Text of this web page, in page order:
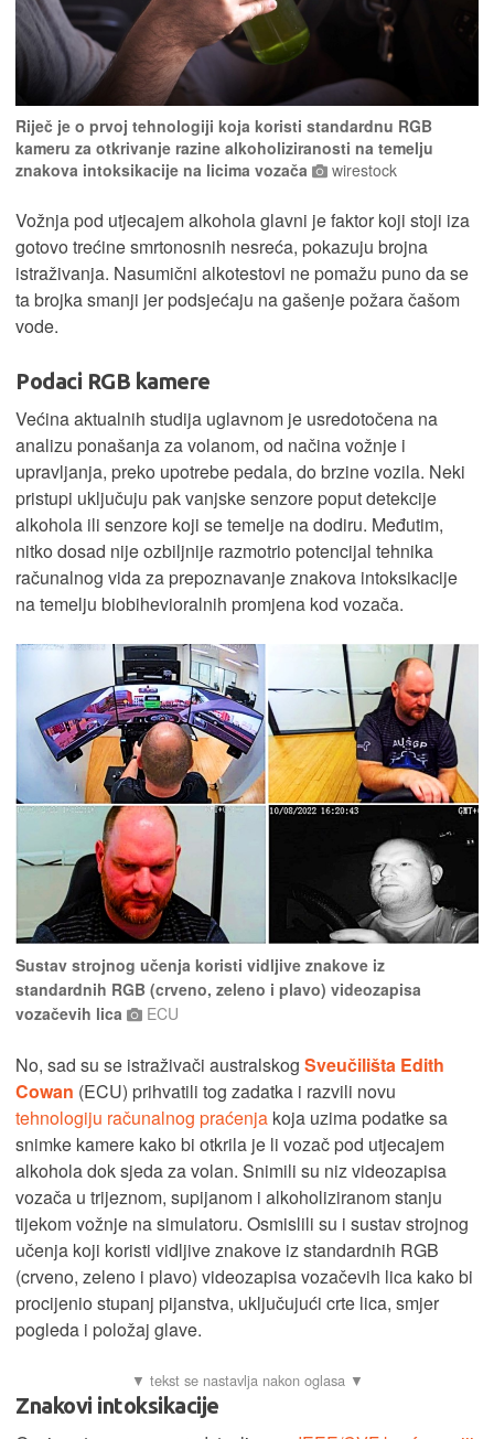
Riječ je o prvoj tehnologiji koja koristi standardnu ​​RGB
kameru za otkrivanje razine alkoholiziranosti na temelju
znakova intoksikacije na licima vozača
wirestock
Vožnja pod utjecajem alkohola glavni je faktor koji stoji iza
gotovo trećine smrtonosnih nesreća, pokazuju brojna
istraživanja. Nasumični alkotestovi ne pomažu puno da se
ta brojka smanji jer podsjećaju na gašenje požara čašom
vode.
Podaci RGB kamere
Većina aktualnih studija uglavnom je usredotočena na
analizu ponašanja za volanom, od načina vožnje i
upravljanja, preko upotrebe pedala, do brzine vozila. Neki
pristupi uključuju pak vanjske senzore poput detekcije
alkohola ili senzore koji se temelje na dodiru. Međutim,
nitko dosad nije ozbiljnije razmotrio potencijal tehnika
računalnog vida za prepoznavanje znakova intoksikacije
na temelju biobihevioralnih promjena kod vozača.
Sustav strojnog učenja koristi vidljive znakove iz
standardnih RGB (crveno, zeleno i plavo) videozapisa
vozačevih lica
ECU
No, sad su se istraživači australskog Sveučilišta Edith
Cowan (ECU) prihvatili tog zadatka i razvili novu
tehnologiju računalnog praćenja koja uzima podatke sa
snimke kamere kako bi otkrila je li vozač pod utjecajem
alkohola dok sjeda za volan. Snimili su niz videozapisa
vozača u trijeznom, supijanom i alkoholiziranom stanju
tijekom vožnje na simulatoru. Osmislili su i sustav strojnog
učenja koji koristi vidljive znakove iz standardnih RGB
(crveno, zeleno i plavo) videozapisa vozačevih lica kako bi
procijenio stupanj pijanstva, uključujući crte lica, smjer
pogleda i položaj glave.
Znakovi intoksikacije